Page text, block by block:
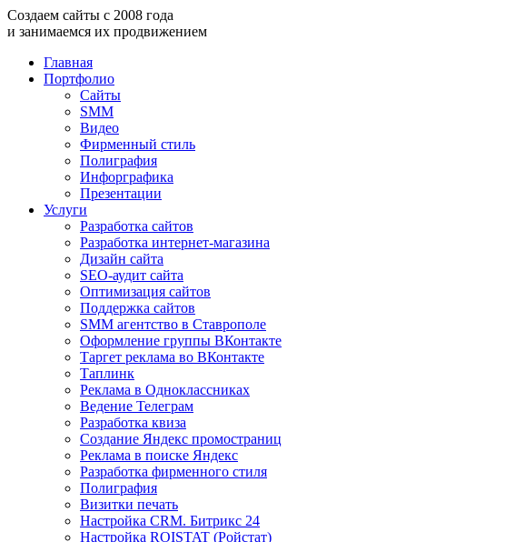
Создаем сайты с 2008 года
и занимаемся их продвижением
Главная
Портфолио
Сайты
SMM
Видео
Фирменный стиль
Полиграфия
Инфорграфика
Презентации
Услуги
Разработка сайтов
Разработка интернет-магазина
Дизайн сайта
SEO-аудит сайта
Оптимизация сайтов
Поддержка сайтов
SMM агентство в Ставрополе
Оформление группы ВКонтакте
Таргет реклама во ВКонтакте
Таплинк
Реклама в Одноклассниках
Ведение Телеграм
Разработка квиза
Создание Яндекс промостраниц
Реклама в поиске Яндекс
Разработка фирменного стиля
Полиграфия
Визитки печать
Настройка CRM. Битрикс 24
Настройка ROISTAT (Ройстат)